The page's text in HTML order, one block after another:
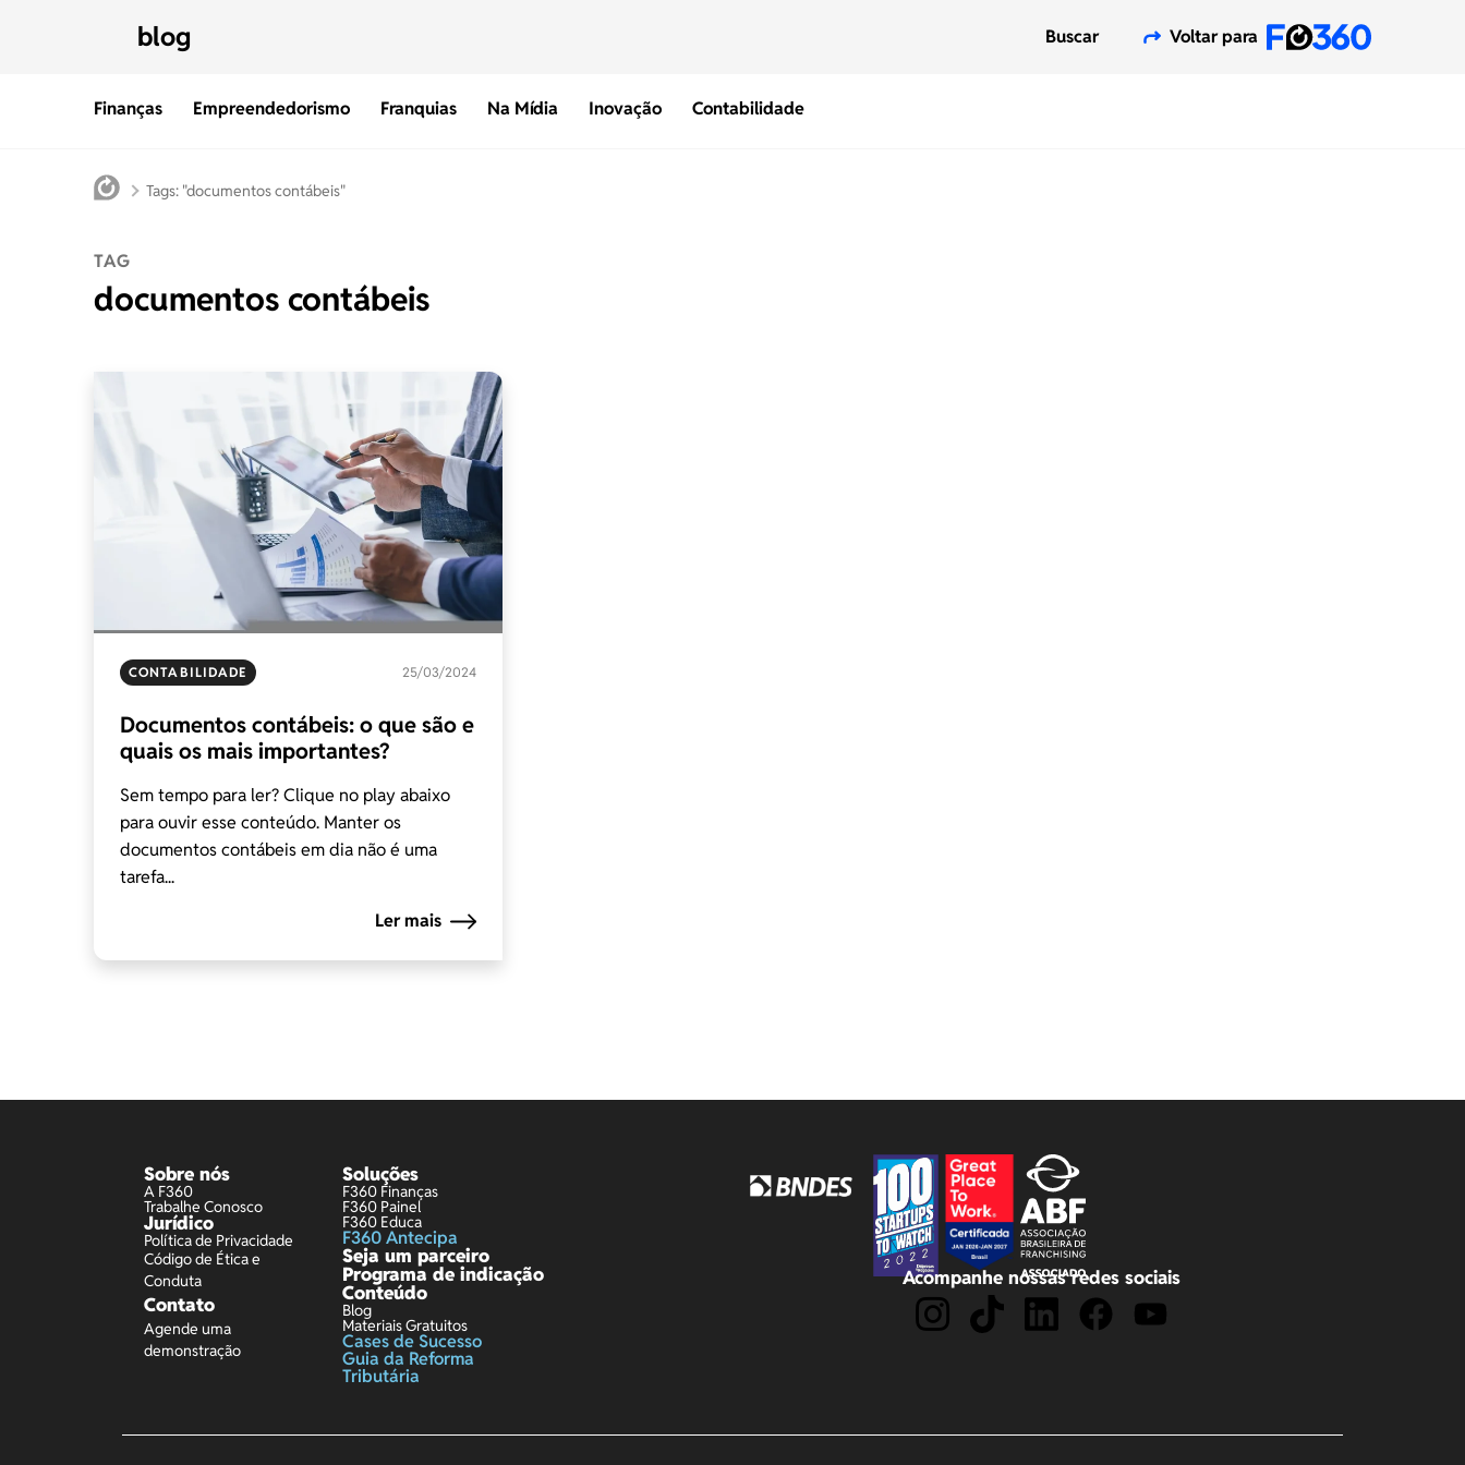
Finanças Empreendedorismo Franquias Na Mídia Inovação Contabilidade
blog Buscar Voltar para
Tags: "documentos contábeis"
TAG
documentos contábeis
CONTABILIDADE 25/03/2024
Documentos contábeis: o que são e
quais os mais importantes?
Sem tempo para ler? Clique no play abaixo
para ouvir esse conteúdo. Manter os
documentos contábeis em dia não é uma
tarefa...
Ler mais
Sobre nós
A F360
Trabalhe Conosco
Jurídico
Política de Privacidade
Código de Ética e
Conduta
Contato
Agende uma
demonstração
Soluções
F360 Finanças
F360 Painel
F360 Educa
F360 Antecipa
Seja um parceiro
Programa de indicação
Conteúdo
Blog
Materiais Gratuitos
Cases de Sucesso
Guia da Reforma
Tributária
Acompanhe nossas redes sociais